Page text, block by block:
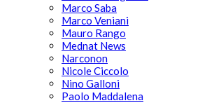
Marco Saba
Marco Veniani
Mauro Rango
Mednat News
Narconon
Nicole Ciccolo
Nino Galloni
Paolo Maddalena